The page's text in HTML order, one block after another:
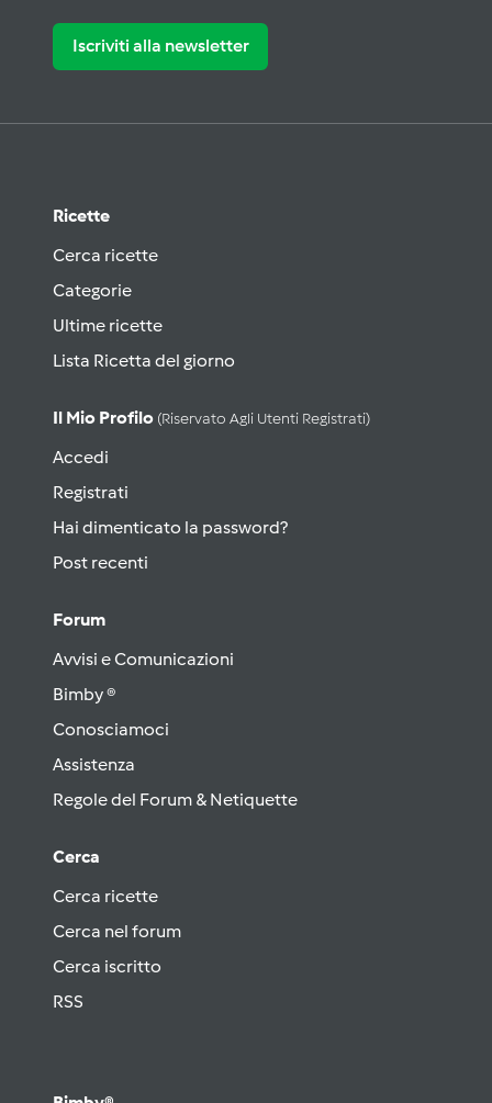
Iscriviti alla newsletter
Ricette
Cerca ricette
Categorie
Ultime ricette
Lista Ricetta del giorno
Il Mio Profilo (riservato Agli Utenti Registrati)
Accedi
Registrati
Hai dimenticato la password?
Post recenti
Forum
Avvisi e Comunicazioni
Bimby ®
Conosciamoci
Assistenza
Regole del Forum & Netiquette
Cerca
Cerca ricette
Cerca nel forum
Cerca iscritto
RSS